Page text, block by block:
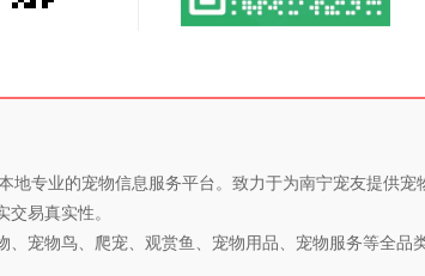
地专业的宠物信息服务平台。致力于为南宁宠友提供
易真实性。
、宠物鸟、爬宠、观赏鱼、宠物用品、宠物服务等全品